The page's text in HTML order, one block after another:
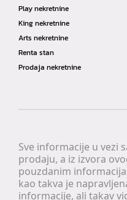
Sve informacije u vezi
prodaju, a iz izvora
pouzdanim
kao takva je
informacije, ali takav
Play nekretnine
King nekretnine
Arts nekretnine
Renta stan
Prodaja nekretnine